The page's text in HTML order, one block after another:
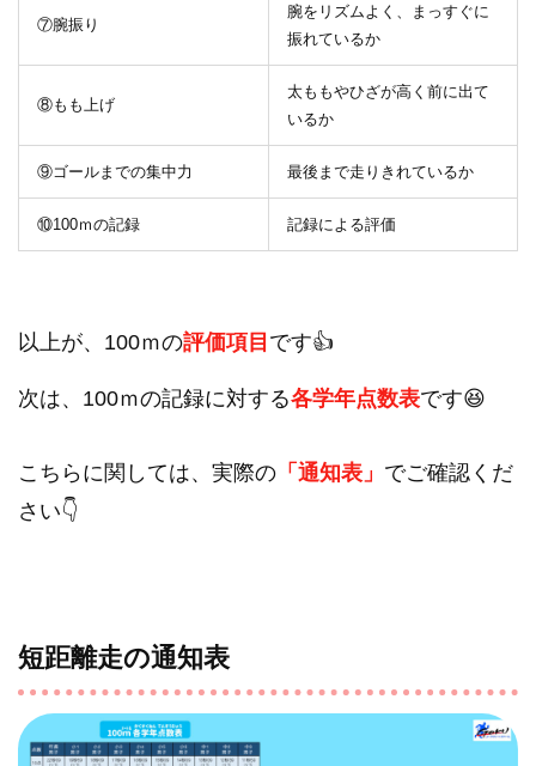
⑦腕振り
腕をリズムよく、まっすぐに
振れているか
⑧もも上げ
太ももやひざが高く前に出て
いるか
⑨ゴールまでの集中力 最後まで走りきれているか
⑩100ｍの記録 記録による評価
以上が、100ｍの評価項目 です👍
次は、100ｍの記録に対する各学年点数表です😆
こちらに関しては、実際の 「通知表」 でご確認くだ
さい👇
短距離走の通知表